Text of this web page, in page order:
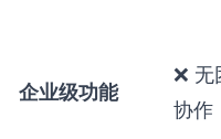
企业级功能
❌ 无
协作